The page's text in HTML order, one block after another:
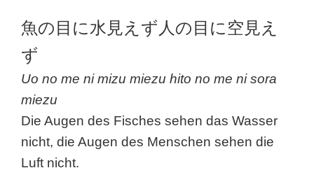
魚の目に水見えず人の目に空見え
ず
Uo no me ni mizu miezu hito no me ni sora
miezu
Die Augen des Fisches sehen das Wasser
nicht, die Augen des Menschen sehen die
Luft nicht.